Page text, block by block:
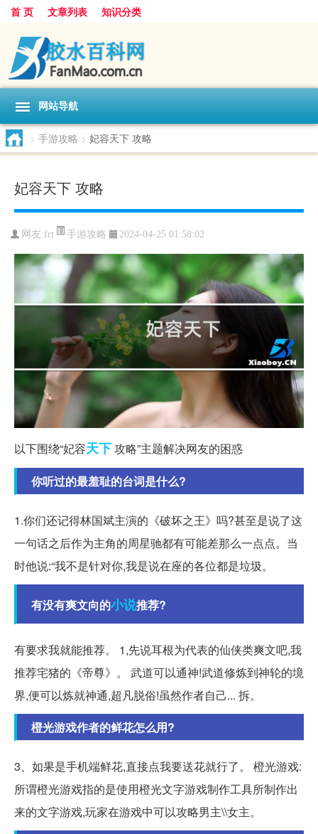
首 页 文章列表 知识分类
网站导航
> 手游攻略 > 妃容天下 攻略
妃容天下 攻略
网友:frt 手游攻略 2024-04-25 01:58:02
以下围绕“妃容天下攻略”主题解决网友的困惑
你听过的最羞耻的台词是什么?
1.你们还记得林国斌主演的《破坏之王》吗?甚至是说了这
一句话之后作为主角的周星驰都有可能差那么一点点。当
时他说:“我不是针对你,我是说在座的各位都是垃圾。
有没有爽文向的小说推荐?
有要求我就能推荐。 1,先说耳根为代表的仙侠类爽文吧,我
推荐宅猪的《帝尊》。 武道可以通神!武道修炼到神轮的境
界,便可以炼就神通,超凡脱俗!虽然作者自己... 拆。
橙光游戏作者的鲜花怎么用?
3、如果是手机端鲜花,直接点我要送花就行了。 橙光游戏:
所谓橙光游戏指的是使用橙光文字游戏制作工具所制作出
来的文字游戏,玩家在游戏中可以攻略男主\\女主。